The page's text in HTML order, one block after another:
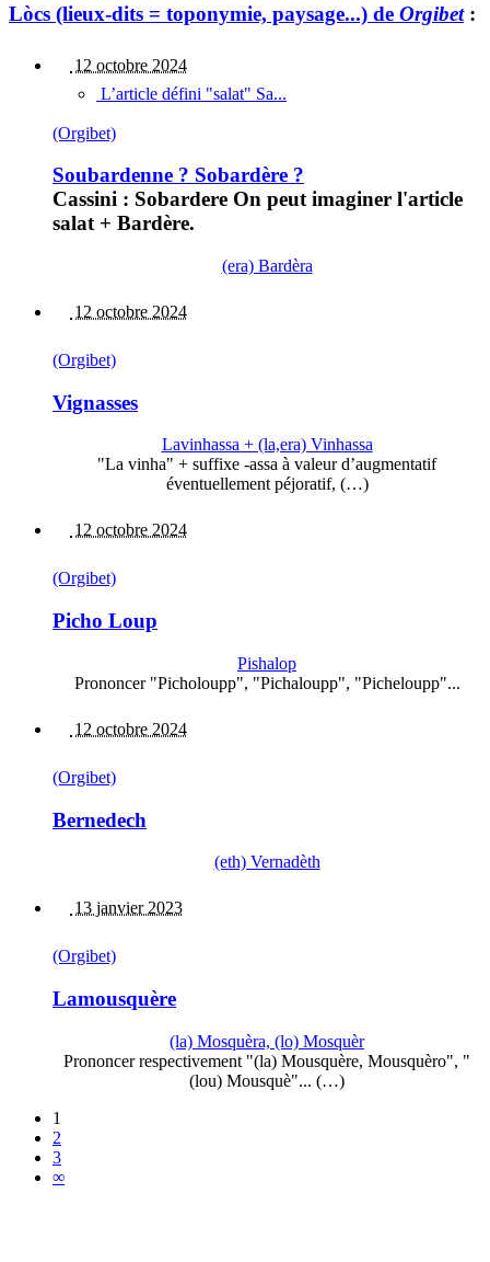
Lòcs (lieux-dits = toponymie, paysage...) de Orgibet:
12 octobre 2024
L’article défini "salat" Sa...
(Orgibet)
Soubardenne ? Sobardère ?
Cassini : Sobardere On peut imaginer l'article
salat + Bardère.
(era) Bardèra
12 octobre 2024
(Orgibet)
Vignasses
Lavinhassa + (la,era) Vinhassa
"La vinha" + suffixe -assa à valeur d’augmentatif
éventuellement péjoratif, (…)
12 octobre 2024
(Orgibet)
Picho Loup
Pishalop
Prononcer "Picholoupp", "Pichaloupp", "Picheloupp"...
12 octobre 2024
(Orgibet)
Bernedech
(eth) Vernadèth
13 janvier 2023
(Orgibet)
Lamousquère
(la) Mosquèra, (lo) Mosquèr
Prononcer respectivement "(la) Mousquère, Mousquèro", "
(lou) Mousquè"... (…)
1
2
3
∞